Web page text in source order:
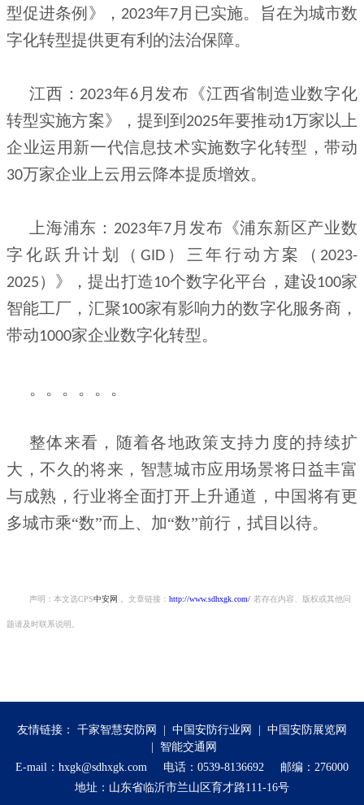
型促进条例》， 2023年7月已实施。旨在为城市数
字化转型提供更有利的法治保障。
江西： 2023年6月发布《江西省制造业数字化
转型实施方案》，提到到 2025年要推动1万家以上
企业运用新一代信息技术实施数字化转型，带动
30万家企业上云用云降本提质增效。
上海浦东： 2023年7 月发布《浦东新区产业数
字化跃升计划（ GID）三年行动方案（ 2023-
2025 ）》，提出打造10个数字化平台，建设100家
智能工厂，汇聚100家有影响力的数字化服务商，
带动1000家企业数字化转型。
。。。。。。
整体来看，随着各地政策支持力度的持续扩
大，不久的将来，智慧城市应用场景将日益丰富
与成熟，行业将全面打开上升通道，中国将有更
多城市乘“数”而上、加“数”前行，拭目以待。
声明：本文选CPS中安网 。文章链接： http://www.sdhxgk.com/ 若存在内容、版权或其他问
题请及时联系说明。
友情链接： 千家智慧安防网 中国安防行业网
中国安防展览网
智能交通网
E-mail：hxgk@sdhxgk.com 电话：0539-8136692 邮编：276000
地址：山东省临沂市兰山区育才路111-16号